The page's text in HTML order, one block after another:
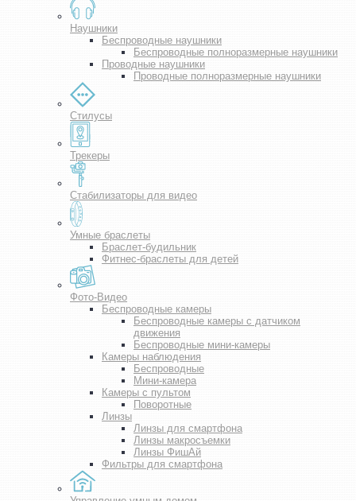
Наушники
Беспроводные наушники
Беспроводные полноразмерные наушники
Проводные наушники
Проводные полноразмерные наушники
Стилусы
Трекеры
Стабилизаторы для видео
Умные браслеты
Браслет-будильник
Фитнес-браслеты для детей
Фото-Видео
Беспроводные камеры
Беспроводные камеры с датчиком
движения
Беспроводные мини-камеры
Камеры наблюдения
Беспроводные
Мини-камера
Камеры с пультом
Поворотные
Линзы
Линзы для смартфона
Линзы макросъемки
Линзы ФишАй
Фильтры для смартфона